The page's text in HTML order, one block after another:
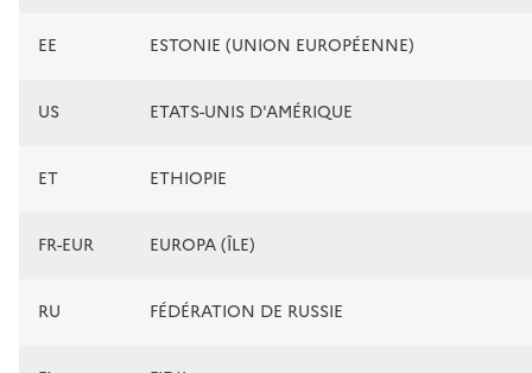
EE ESTONIE (UNION EUROPÉENNE)
US ETATS-UNIS D'AMÉRIQUE
ET ETHIOPIE
FR-EUR EUROPA (ÎLE)
RU FÉDÉRATION DE RUSSIE